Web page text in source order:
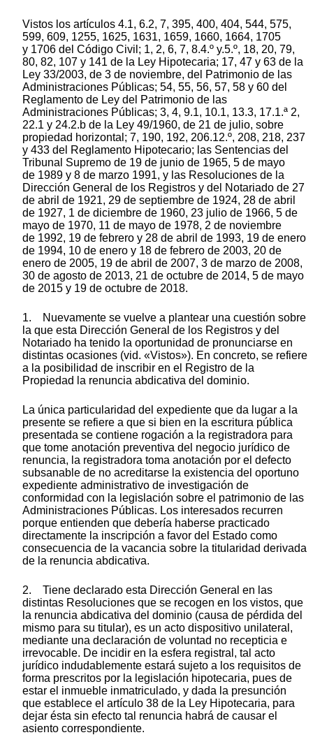
Vistos los artículos 4.1, 6.2, 7, 395, 400, 404, 544, 575,
599, 609, 1255, 1625, 1631, 1659, 1660, 1664, 1705
y 1706 del Código Civil; 1, 2, 6, 7, 8.4.º y.5.º, 18, 20, 79,
80, 82, 107 y 141 de la Ley Hipotecaria; 17, 47 y 63 de la
Ley 33/2003, de 3 de noviembre, del Patrimonio de las
Administraciones Públicas; 54, 55, 56, 57, 58 y 60 del
Reglamento de Ley del Patrimonio de las
Administraciones Públicas; 3, 4, 9.1, 10.1, 13.3, 17.1.ª 2,
22.1 y 24.2.b de la Ley 49/1960, de 21 de julio, sobre
propiedad horizontal; 7, 190, 192, 206.12.º, 208, 218, 237
y 433 del Reglamento Hipotecario; las Sentencias del
Tribunal Supremo de 19 de junio de 1965, 5 de mayo
de 1989 y 8 de marzo 1991, y las Resoluciones de la
Dirección General de los Registros y del Notariado de 27
de abril de 1921, 29 de septiembre de 1924, 28 de abril
de 1927, 1 de diciembre de 1960, 23 julio de 1966, 5 de
mayo de 1970, 11 de mayo de 1978, 2 de noviembre
de 1992, 19 de febrero y 28 de abril de 1993, 19 de enero
de 1994, 10 de enero y 18 de febrero de 2003, 20 de
enero de 2005, 19 de abril de 2007, 3 de marzo de 2008,
30 de agosto de 2013, 21 de octubre de 2014, 5 de mayo
de 2015 y 19 de octubre de 2018.
1. Nuevamente se vuelve a plantear una cuestión sobre
la que esta Dirección General de los Registros y del
Notariado ha tenido la oportunidad de pronunciarse en
distintas ocasiones (vid. «Vistos»). En concreto, se refiere
a la posibilidad de inscribir en el Registro de la
Propiedad la renuncia abdicativa del dominio.
La única particularidad del expediente que da lugar a la
presente se refiere a que si bien en la escritura pública
presentada se contiene rogación a la registradora para
que tome anotación preventiva del negocio jurídico de
renuncia, la registradora toma anotación por el defecto
subsanable de no acreditarse la existencia del oportuno
expediente administrativo de investigación de
conformidad con la legislación sobre el patrimonio de las
Administraciones Públicas. Los interesados recurren
porque entienden que debería haberse practicado
directamente la inscripción a favor del Estado como
consecuencia de la vacancia sobre la titularidad derivada
de la renuncia abdicativa.
2. Tiene declarado esta Dirección General en las
distintas Resoluciones que se recogen en los vistos, que
la renuncia abdicativa del dominio (causa de pérdida del
mismo para su titular), es un acto dispositivo unilateral,
mediante una declaración de voluntad no recepticia e
irrevocable. De incidir en la esfera registral, tal acto
jurídico indudablemente estará sujeto a los requisitos de
forma prescritos por la legislación hipotecaria, pues de
estar el inmueble inmatriculado, y dada la presunción
que establece el artículo 38 de la Ley Hipotecaria, para
dejar ésta sin efecto tal renuncia habrá de causar el
asiento correspondiente.